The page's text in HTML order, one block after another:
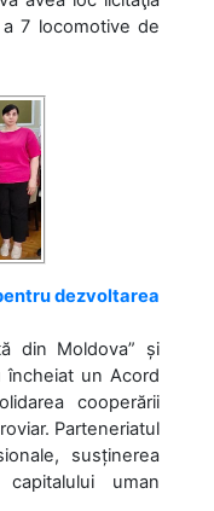
7 locomotive de
dezvoltarea
din Moldova” și
încheiat un Acord
cooperării
Parteneriatul
susținerea
uman